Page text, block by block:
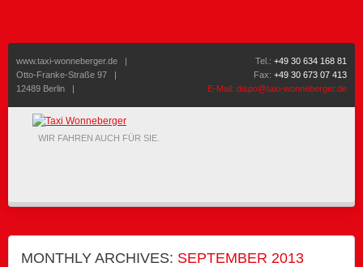
www.taxi-wonneberger.de |
Otto-Franke-Straße 97 |
12489 Berlin |
Tel.: +49 30 634 168 81
Fax: +49 30 673 07 413
E-Mail: dispo@taxi-wonneberger.de
WIR FAHREN AUCH FÜR SIE.
MONTHLY ARCHIVES: SEPTEMBER 2013